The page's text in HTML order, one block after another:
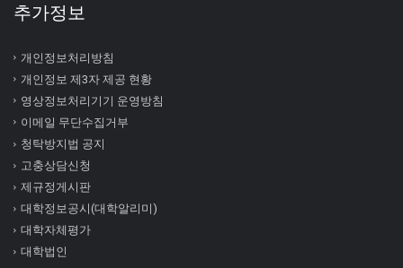
추가정보
개인정보처리방침
개인정보 제3자 제공 현황
영상정보처리기기 운영방침
이메일 무단수집거부
청탁방지법 공지
고충상담신청
제규정게시판
대학정보공시(대학알리미)
대학자체평가
대학법인